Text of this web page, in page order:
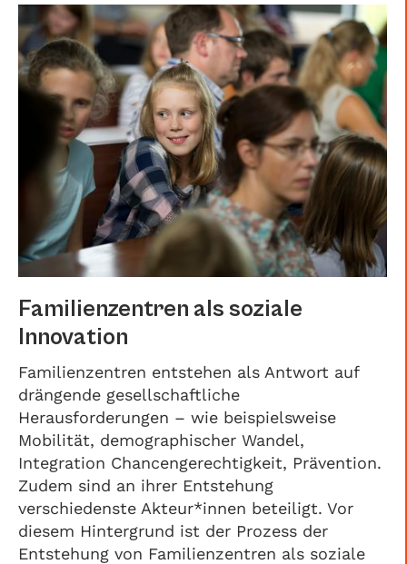
Familienzentren als soziale
Innovation
Familienzentren entstehen als Antwort auf
drängende gesellschaftliche
Herausforderungen – wie beispielsweise
Mobilität, demographischer Wandel,
Integration Chancengerechtigkeit, Prävention.
Zudem sind an ihrer Entstehung
verschiedenste Akteur*innen beteiligt. Vor
diesem Hintergrund ist der Prozess der
Entstehung von Familienzentren als soziale